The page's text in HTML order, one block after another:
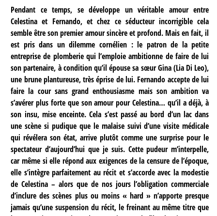
Pendant ce temps, se développe un véritable amour entre
Celestina et Fernando, et chez ce séducteur incorrigible cela
semble être son premier amour sincère et profond. Mais en fait, il
est pris dans un dilemme cornélien : le patron de la petite
entreprise de plomberie qui l’emploie ambitionne de faire de lui
son partenaire, à condition qu’il épouse sa sœur Gina (Lia Di Leo),
une brune plantureuse, très éprise de lui. Fernando accepte de lui
faire la cour sans grand enthousiasme mais son ambition va
s’avérer plus forte que son amour pour Celestina… qu’il a déjà, à
son insu, mise enceinte. Cela s’est passé au bord d’un lac dans
une scène si pudique que le malaise suivi d’une visite médicale
qui révélera son état, arrive plutôt comme une surprise pour le
spectateur d’aujourd’hui que je suis. Cette pudeur m’interpelle,
car même si elle répond aux exigences de la censure de l’époque,
elle s’intègre parfaitement au récit et s’accorde avec la modestie
de Celestina – alors que de nos jours l’obligation commerciale
d’inclure des scènes plus ou moins « hard » n’apporte presque
jamais qu’une suspension du récit, le freinant au même titre que